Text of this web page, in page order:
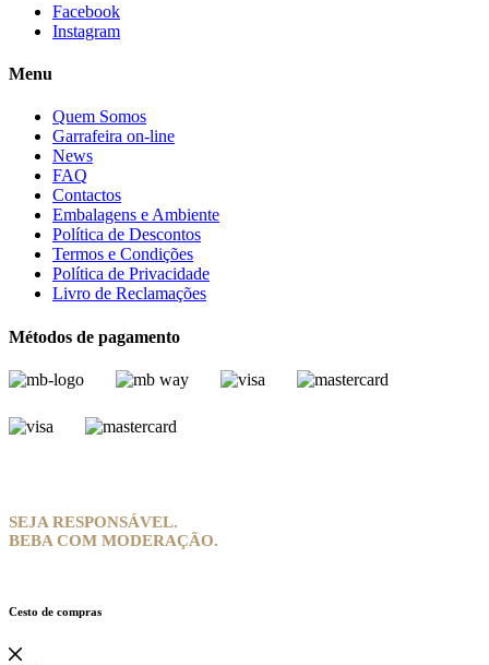
Facebook
Instagram
Menu
Quem Somos
Garrafeira on-line
News
FAQ
Contactos
Embalagens e Ambiente
Política de Descontos
Termos e Condições
Política de Privacidade
Livro de Reclamações
Métodos de pagamento
SEJA RESPONSÁVEL.
BEBA COM MODERAÇÃO.
Cesto de compras